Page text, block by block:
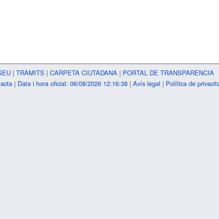
| TRÀMITS | CARPETA CIUTADANA | PORTAL DE TRANSPARÈNCIA
| Data i hora oficial: 06/08/2026 12:16:38 | Avís legal | Política de